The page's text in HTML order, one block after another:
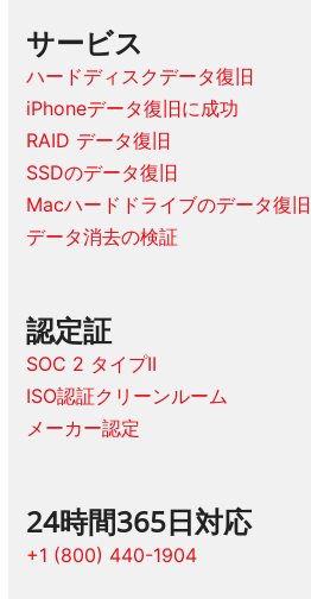
サービス
ハードディスクデータ復旧
iPhoneデータ復旧に成功
RAID データ復旧
SSDのデータ復旧
Macハードドライブのデータ復旧
データ消去の検証
認定証
SOC 2 タイプII
ISO認証クリーンルーム
メーカー認定
24時間365日対応
+1 (800) 440-1904